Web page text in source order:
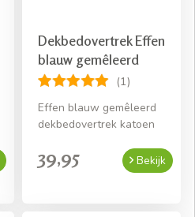
Dekbedovertrek Effen
blauw gemêleerd
(1)
Effen blauw gemêleerd
dekbedovertrek katoen
39,95 Bekijk